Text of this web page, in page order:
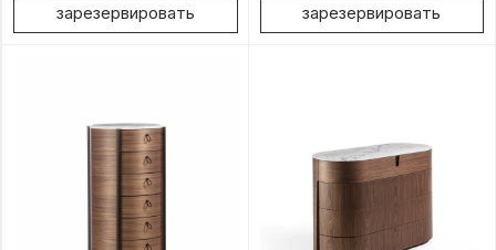
зарезервировать зарезервировать